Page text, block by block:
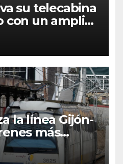
su telecabina
con un amplio
la línea Gijón-
más
servicio para